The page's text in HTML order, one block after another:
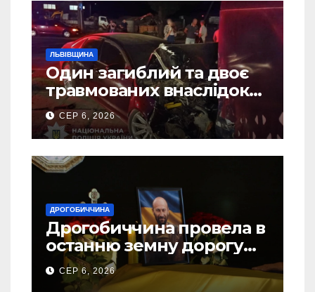
ЛЬВІВЩИНА
Один загиблий та двоє
травмованих внаслідок
ДТП на Самбірщині
СЕР 6, 2026
ДРОГОБИЧЧИНА
Дрогобиччина провела в
останню земну дорогу
свого Захисника – Олега
Торського
СЕР 6, 2026